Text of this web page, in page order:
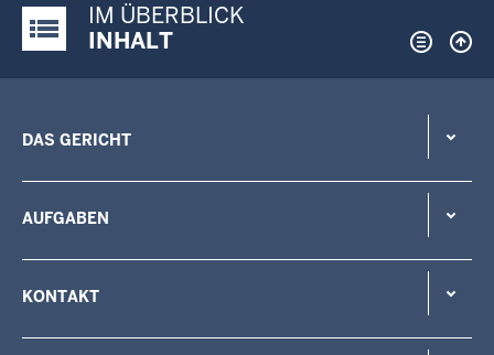
Justiz-Portal im Überblick:
IM ÜBERBLICK
INHALT
DAS GERICHT
AUFGABEN
KONTAKT